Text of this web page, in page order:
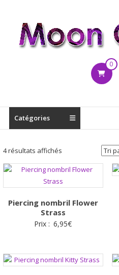
contenu
MoonGraffiti 0
Catégories
4 résultats affichésTrié
par
popularité
Piercing nombril Flower
Strass
Prix : 6,95€